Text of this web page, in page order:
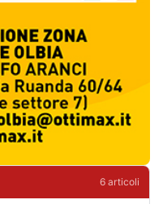
6 articoli